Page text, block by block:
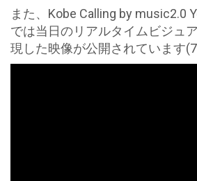
また、Kobe Calling by music2.0
では当日のリアルタイムビジュ
現した映像が公開されています(7